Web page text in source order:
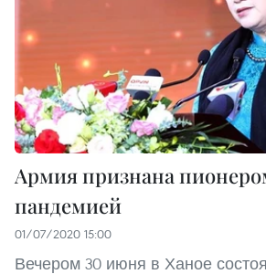
Армия признана
пандемией
01/07/2020 15:00
Вечером 30 июня в Ханое